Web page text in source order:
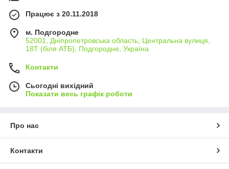
Працює з 20.11.2018
м. Подгородне
52001, Дніпропетровська область, Центральна вулиця,
18Т (біля АТБ), Подгородне, Україна
Контакти
Сьогодні вихідний
Показати весь графік роботи
Про нас
Контакти